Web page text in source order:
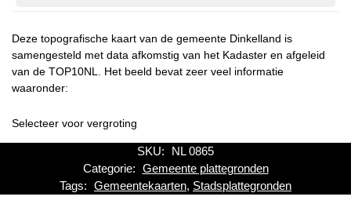
Deze topografische kaart van de gemeente Dinkelland is
samengesteld met data afkomstig van het Kadaster en afgeleid
van de TOP10NL. Het beeld bevat zeer veel informatie
waaronder:
Selecteer voor vergroting
SKU:
NL 0865
Categorie: Gemeente plattegronden
Tags: Gemeentekaarten, Stadsplattegronden